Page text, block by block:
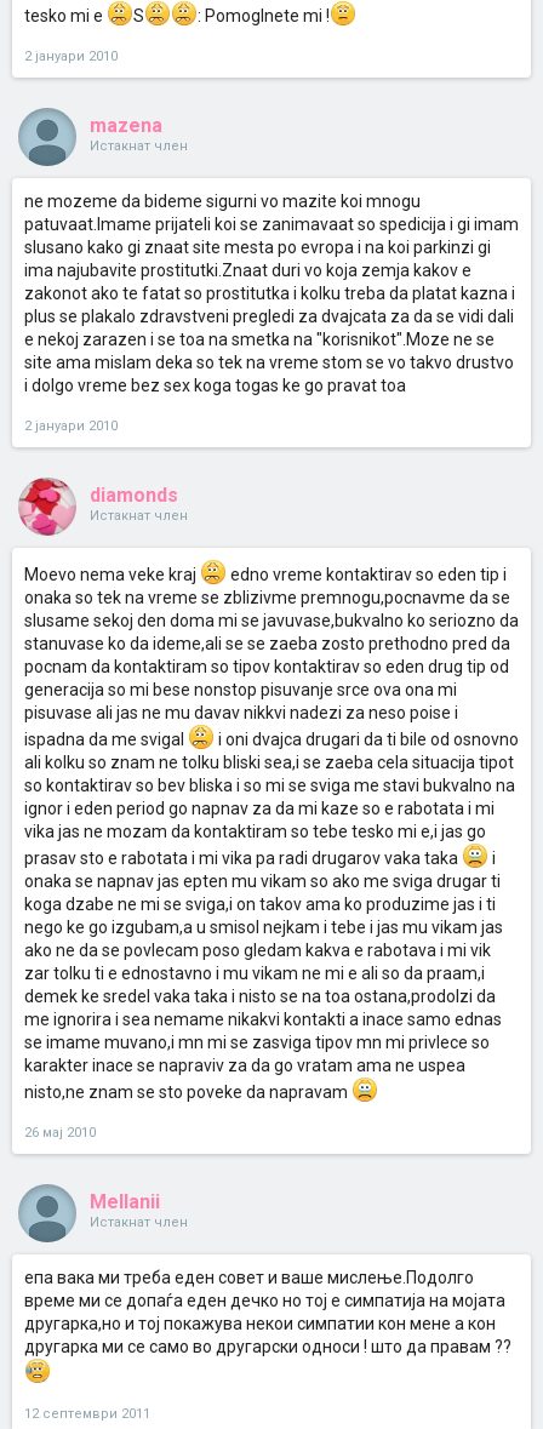
tesko mi e S : Pomoglnete mi !
2 јануари 2010
mazena
Истакнат член
ne mozeme da bideme sigurni vo mazite koi mnogu
patuvaat.Imame prijateli koi se zanimavaat so spedicija i gi imam
slusano kako gi znaat site mesta po evropa i na koi parkinzi gi
ima najubavite prostitutki.Znaat duri vo koja zemja kakov e
zakonot ako te fatat so prostitutka i kolku treba da platat kazna i
plus se plakalo zdravstveni pregledi za dvajcata za da se vidi dali
e nekoj zarazen i se toa na smetka na "korisnikot".Moze ne se
site ama mislam deka so tek na vreme stom se vo takvo drustvo
i dolgo vreme bez sex koga togas ke go pravat toa
2 јануари 2010
diamonds
Истакнат член
Moevo nema veke kraj
edno vreme kontaktirav so eden tip i
onaka so tek na vreme se zblizivme premnogu,pocnavme da se
slusame sekoj den doma mi se javuvase,bukvalno ko seriozno da
stanuvase ko da ideme,ali se se zaeba zosto prethodno pred da
pocnam da kontaktiram so tipov kontaktirav so eden drug tip od
generacija so mi bese nonstop pisuvanje srce ova ona mi
pisuvase ali jas ne mu davav nikkvi nadezi za neso poise i
ispadna da me svigal
i oni dvajca drugari da ti bile od osnovno
ali kolku so znam ne tolku bliski sea,i se zaeba cela situacija tipot
so kontaktirav so bev bliska i so mi se sviga me stavi bukvalno na
ignor i eden period go napnav za da mi kaze so e rabotata i mi
vika jas ne mozam da kontaktiram so tebe tesko mi e,i jas go
prasav sto e rabotata i mi vika pa radi drugarov vaka taka
i
onaka se napnav jas epten mu vikam so ako me sviga drugar ti
koga dzabe ne mi se sviga,i on takov ama ko produzime jas i ti
nego ke go izgubam,a u smisol nejkam i tebe i jas mu vikam jas
ako ne da se povlecam poso gledam kakva e rabotava i mi vik
zar tolku ti e ednostavno i mu vikam ne mi e ali so da praam,i
demek ke sredel vaka taka i nisto se na toa ostana,prodolzi da
me ignorira i sea nemame nikakvi kontakti a inace samo ednas
se imame muvano,i mn mi se zasviga tipov mn mi privlece so
karakter inace se napraviv za da go vratam ama ne uspea
nisto,ne znam se sto poveke da napravam
26 мај 2010
Mellanii
Истакнат член
епа вака ми треба еден совет и ваше мислење.Подолго
време ми се допаѓа еден дечко но тој е симпатија на мојата
другарка,но и тој покажува некои симпатии кон мене а кон
другарка ми се само во другарски односи ! што да правам ??
12 септември 2011